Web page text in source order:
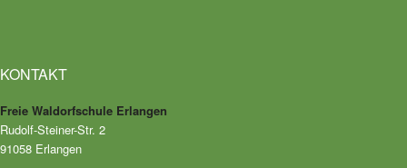
KONTAKT
Freie Waldorfschule Erlangen
Rudolf-Steiner-Str. 2
91058 Erlangen